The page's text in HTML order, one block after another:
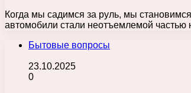
Когда мы садимся за руль, мы
автомобили стали неотъемлемой
Бытовые вопросы
23.10.2025
0